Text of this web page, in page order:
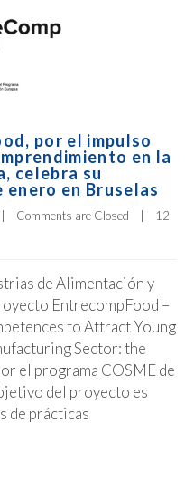
por el impulso
en la
celebra su
en Bruselas
Comments are Closed
12
de Alimentación y
EntrecompFood –
to Attract Young
Sector: the
el programa COSME de
del proyecto es
de prácticas